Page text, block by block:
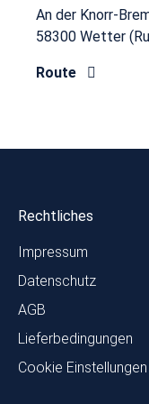
An der Knorr-
58300 Wetter
Route
Rechtliches
Impressum
Datenschutz
AGB
Lieferbedingungen
Cookie Einstellungen